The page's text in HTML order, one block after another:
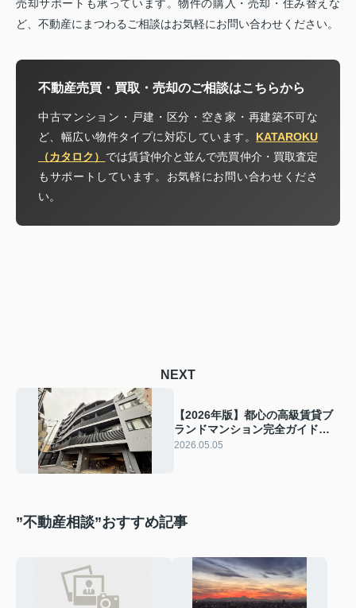
売却サポートも承っています。物件の購入・売却・住み替えな
ど、不動産にまつわるご相談はお気軽にお問い合わせください。
不動産売買・買取・売却のご相談はこちらから
中古マンション・戸建・区分・空き家・再建築不可な
ど、幅広い物件タイプに対応しています。 KATAROKU
（カタロク） では賃貸仲介と並んで売買仲介・買取査定
もサポートしています。お気軽にお問い合わせくださ
い。
NEXT
【2026年版】都心の高級賃貸ブ
ランドマンション完全ガイド｜
10シリーズ徹底比較
2026.05.05
”不動産相談”おすすめ記事